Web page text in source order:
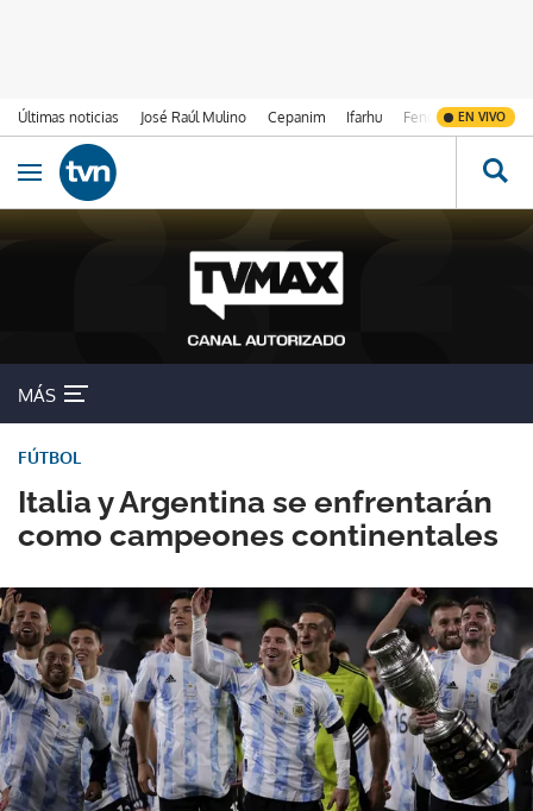
Últimas noticias José Raúl Mulino Cepanim Ifarhu Fenómeno de El
EN VIVO
Ir al contenido
Obrir navegació
MÁS
Italia y Argentina se enfrentarán
como campeones continentales
FÚTBOL